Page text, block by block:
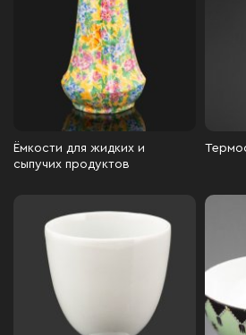
Ёмкости для жидких и
сыпучих продуктов